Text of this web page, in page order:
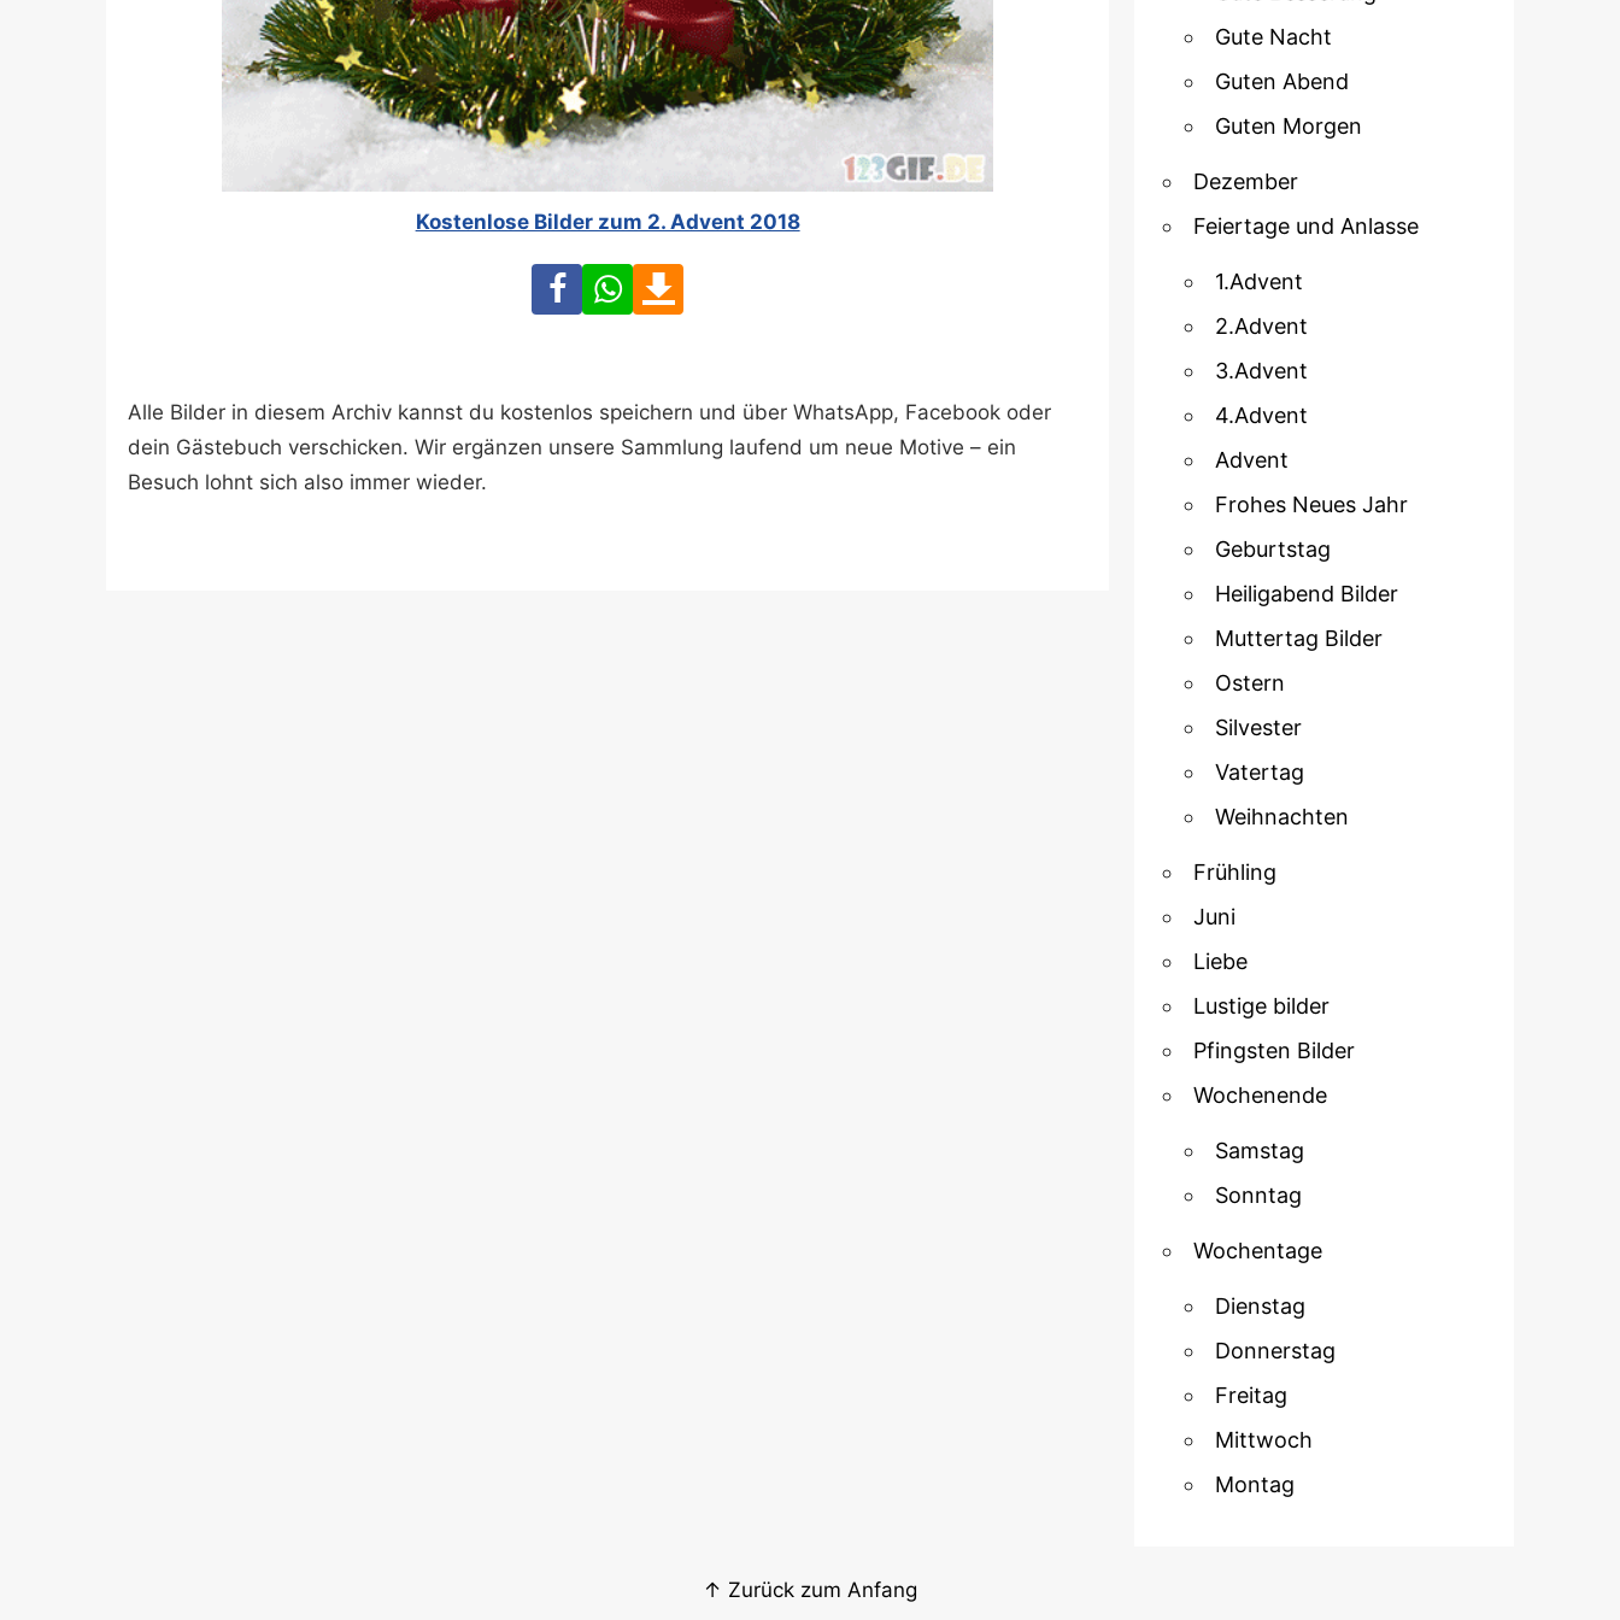
Kostenlose Bilder zum 2. Advent 2018
FacebookWhatsApp
Alle Bilder in diesem Archiv kannst du kostenlos speichern und über WhatsApp, Facebook oder
dein Gästebuch verschicken. Wir ergänzen unsere Sammlung laufend um neue Motive – ein
Besuch lohnt sich also immer wieder.
Gute Nacht
Guten Abend
Guten Morgen
Dezember
Feiertage und Anlasse
1.Advent
2.Advent
3.Advent
4.Advent
Advent
Frohes Neues Jahr
Geburtstag
Heiligabend Bilder
Muttertag Bilder
Ostern
Silvester
Vatertag
Weihnachten
Frühling
Juni
Liebe
Lustige bilder
Pfingsten Bilder
Wochenende
Samstag
Sonntag
Wochentage
Dienstag
Donnerstag
Freitag
Mittwoch
Montag
↑ Zurück zum Anfang